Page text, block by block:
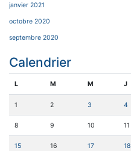
janvier 2021
octobre 2020
septembre 2020
Calendrier
L M M J
1 2 3 4
8 9 10 11
15 16 17 18